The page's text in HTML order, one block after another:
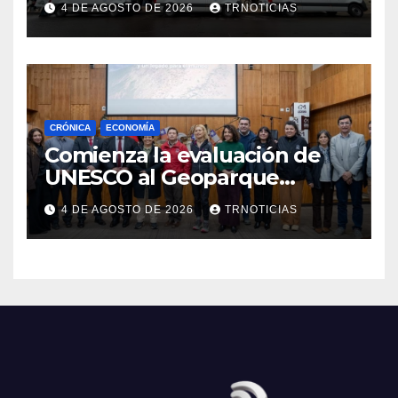
Cauquenes y Sagrada Familia
4 DE AGOSTO DE 2026 TRNOTICIAS
CRÓNICA ECONOMÍA
Comienza la evaluación de
UNESCO al Geoparque
Aspirante Pillanmapu en el
Maule
4 DE AGOSTO DE 2026 TRNOTICIAS